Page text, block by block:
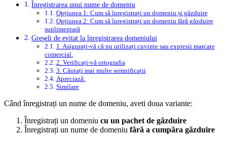
Înregistrarea unui nume de domeniu
Opțiunea 1: Cum să înregistrați un domeniu și găzduire
Opțiunea 2: Cum să înregistrați un domeniu fără găzduire
suplimentară
Greșeli de evitat la înregistrarea domeniului
1. Asigurați-vă că nu utilizați cuvinte sau expresii marcate
comercial.
2. Verificați-vă ortografia
3. Căutați mai multe semnificații
Apreciază:
Similare
Când înregistrați un nume de domeniu, aveti doua variante:
Înregistrați un domeniu cu un pachet de găzduire
Înregistrați un nume de domeniu fără a cumpăra găzduire